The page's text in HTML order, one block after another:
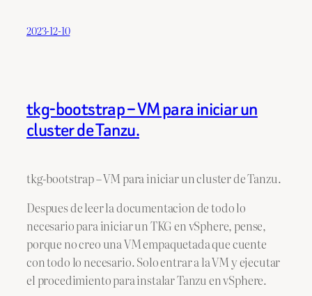
2023-12-10
tkg-bootstrap – VM para iniciar un
cluster de Tanzu.
tkg-bootstrap – VM para iniciar un cluster de Tanzu.
Despues de leer la documentacion de todo lo
necesario para iniciar un TKG en vSphere, pense,
porque no creo una VM empaquetada que cuente
con todo lo necesario. Solo entrar a la VM y ejecutar
el procedimiento para instalar Tanzu en vSphere.